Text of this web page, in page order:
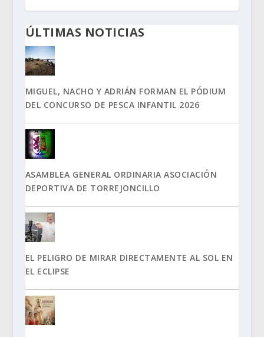
ÚLTIMAS NOTICIAS
MIGUEL, NACHO Y ADRIÁN FORMAN EL PÓDIUM
DEL CONCURSO DE PESCA INFANTIL 2026
ASAMBLEA GENERAL ORDINARIA ASOCIACIÓN
DEPORTIVA DE TORREJONCILLO
EL PELIGRO DE MIRAR DIRECTAMENTE AL SOL EN
EL ECLIPSE